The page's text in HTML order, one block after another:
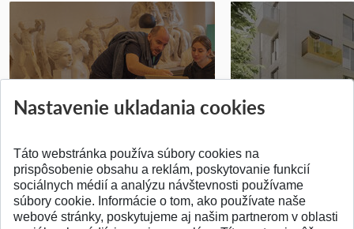
Pridané 14.07.2026 Pridané 03.07.2026
SPÄŤ NA VRCH
Nastavenie ukladania cookies
Táto webstránka používa súbory cookies na
prispôsobenie obsahu a reklám, poskytovanie funkcií
sociálnych médií a analýzu návštevnosti používame
súbory cookie. Informácie o tom, ako používate naše
webové stránky, poskytujeme aj našim partnerom v oblasti